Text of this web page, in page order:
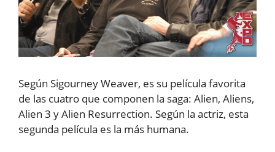
Según Sigourney Weaver, es su película favorita
de las cuatro que componen la saga: Alien, Aliens,
Alien 3 y Alien Resurrection. Según la actriz, esta
segunda película es la más humana.